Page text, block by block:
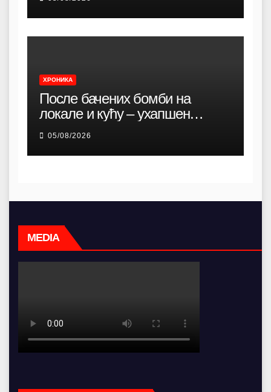
просторија већ 12 година
ХРОНИКА
После бачених бомби на
локале и кућу – ухапшен
осумњичени организатор (20)
05/08/2026
MEDIA